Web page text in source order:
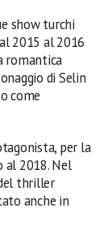
show turchi
2015 al 2016
romantica
di Selin
come
per la
al 2018. Nel
thriller
anche in